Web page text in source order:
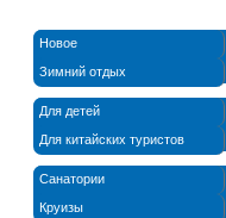
Новое
Зимний отдых
Для детей
Для китайских туристов
Санатории
Круизы